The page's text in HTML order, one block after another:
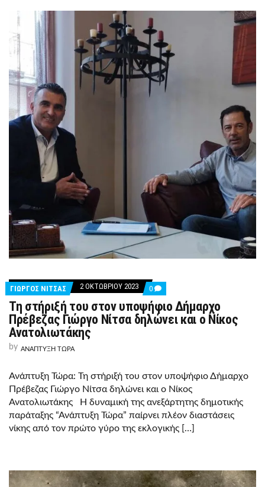
ΓΙΩΡΓΟΣ ΝΙΤΣΑΣ 2 ΟΚΤΩΒΡΊΟΥ 2023 0 COMMENTS
ON
ΤΗ
ΣΤΉΡΙΞΉ
ΤΟΥ
ΝΊΤΣΑ
ΔΗΛΏΝΕΙ
ΚΑΙ
Ο
ΝΊΚΟΣ
Τη στήριξή του στον υποψήφιο Δήμαρχο
Πρέβεζας Γιώργο Νίτσα δηλώνει και ο Νίκος
Ανατολιωτάκης
by ΑΝΑΠΤΥΞΗ ΤΩΡΑ
Ανάπτυξη Τώρα: Τη στήριξή του στον υποψήφιο Δήμαρχο
Πρέβεζας Γιώργο Νίτσα δηλώνει και ο Νίκος
Ανατολιωτάκης Η δυναμική της ανεξάρτητης δημοτικής
παράταξης “Ανάπτυξη Τώρα” παίρνει πλέον διαστάσεις
νίκης από τον πρώτο γύρο της εκλογικής […]